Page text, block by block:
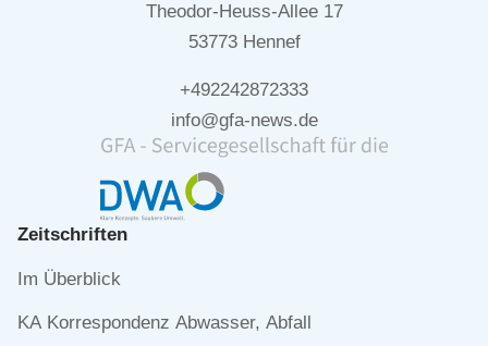
Theodor-Heuss-Allee 17
53773 Hennef
+492242872333
info@gfa-news.de
Zeitschriften
Navigation
Im Überblick
KA Korrespondenz Abwasser, Abfall